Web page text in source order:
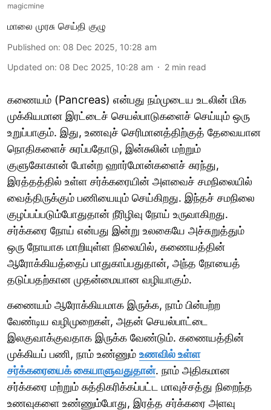
magicmine
மாலை முரசு செய்தி குழு
Published on: 08 Dec 2025, 10:28 am
Updated on: 08 Dec 2025, 10:28 am 2 min read
கணையம் (Pancreas) என்பது நம்முடைய உடலின் மிக
முக்கியமான இரட்டைச் செயல்பாடுகளைச் செய்யும் ஒரு
உறுப்பாகும். இது, உணவுச் செரிமானத்திற்குத் தேவையான
நொதிகளைச் சுரப்பதோடு, இன்சுலின் மற்றும்
குளுகோகான் போன்ற ஹார்மோன்களைச் சுரந்து,
இரத்தத்தில் உள்ள சர்க்கரையின் அளவைச் சமநிலையில்
வைத்திருக்கும் பணியையும் செய்கிறது. இந்தச் சமநிலை
குழப்பப்படும்போதுதான் நீரிழிவு நோய் உருவாகிறது.
சர்க்கரை நோய் என்பது இன்று உலகையே அச்சுறுத்தும்
ஒரு நோயாக மாறியுள்ள நிலையில், கணையத்தின்
ஆரோக்கியத்தைப் பாதுகாப்பதுதான், அந்த நோயைத்
தடுப்பதற்கான முதன்மையான வழியாகும்.
கணையம் ஆரோக்கியமாக இருக்க, நாம் பின்பற்ற
வேண்டிய வழிமுறைகள், அதன் செயல்பாட்டை
இலகுவாக்குவதாக இருக்க வேண்டும். கணையத்தின்
முக்கியப் பணி, நாம் உண்ணும் உணவில் உள்ள
சர்க்கரையைக் கையாளுவதுதான். நாம் அதிகமான
சர்க்கரை மற்றும் சுத்திகரிக்கப்பட்ட மாவுச்சத்து நிறைந்த
உணவுகளை உண்ணும்போது, இரத்த சர்க்கரை அளவு